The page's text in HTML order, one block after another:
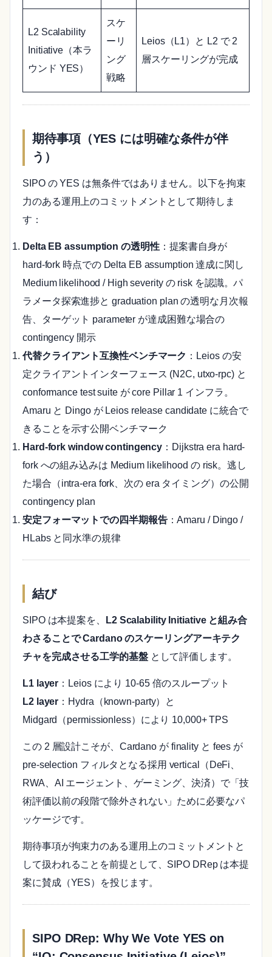
L2 Scalability
Initiative（本ラ
ウンド YES）
スケ
ーリ
ング
戦略
Leios（L1）と L2 で 2
層スケーリングが完成
期待事項（YES には明確な条件が伴
う）
SIPO の YES は無条件ではありません。以下を拘束
力のある運用上のコミットメントとして期待しま
す：
Delta EB assumption の透明性：提案書自身が
hard-fork 時点での Delta EB assumption 達成に関し
Medium likelihood / High severity の risk を認識。パ
ラメータ探索進捗と graduation plan の透明な月次報
告、ターゲット parameter が達成困難な場合の
contingency 開示
代替クライアント互換性ベンチマーク ：Leios の安
定クライアントインターフェース (N2C, utxo-rpc) と
conformance test suite が core Pillar 1 インフラ。
Amaru と Dingo が Leios release candidate に統合で
きることを示す公開ベンチマーク
Hard-fork window contingency ：Dijkstra era hard-
fork への組み込みは Medium likelihood の risk。逃し
た場合（intra-era fork、次の era タイミング）の公開
contingency plan
安定フォーマットでの四半期報告：Amaru / Dingo /
HLabs と同水準の規律
結び
SIPO は本提案を、
L2 Scalability Initiative と組み合
わさることで Cardano のスケーリングアーキテク
チャを完成させる工学的基盤として評価します。
L1 layer ：Leios により 10-65 倍のスループット
L2 layer ：Hydra（known-party）と
Midgard（permissionless）により 10,000+ TPS
この 2 層設計こそが、Cardano が finality と fees が
pre-selection フィルタとなる採用 vertical（DeFi、
RWA、AI エージェント、ゲーミング、決済）で「技
術評価以前の段階で除外されない」ために必要なパ
ッケージです。
期待事項が拘束力のある運用上のコミットメントと
して扱われることを前提として、SIPO DRep は本提
案に賛成（YES）を投じます。
SIPO DRep: Why We Vote YES on